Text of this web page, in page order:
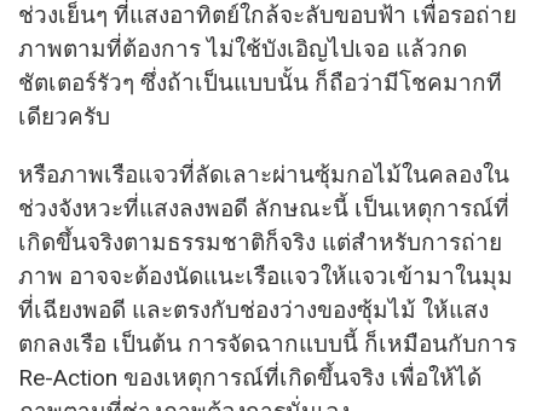
ช่วงเย็นๆ ที่แสงอาทิตย์ใกล้จะลับขอบฟ้า เพื่อรอถ่าย
ภาพตามที่ต้องการ ไม่ใช้บังเอิญไปเจอ แล้วกด
ชัตเตอร์รัวๆ ซึ่งถ้าเป็นแบบนั้น ก็ถือว่ามีโชคมากที
เดียวครับ
หรือภาพเรือแจวที่ลัดเลาะผ่านซุ้มกอไม้ในคลองใน
ช่วงจังหวะที่แสงลงพอดี ลักษณะนี้ เป็นเหตุการณ์ที่
เกิดขึ้นจริงตามธรรมชาติก็จริง แต่สำหรับการถ่าย
ภาพ อาจจะต้องนัดแนะเรือแจวให้แจวเข้ามาในมุม
ที่เฉียงพอดี และตรงกับช่องว่างของซุ้มไม้ ให้แสง
ตกลงเรือ เป็นต้น การจัดฉากแบบนี้ ก็เหมือนกับการ
Re-Action ของเหตุการณ์ที่เกิดขึ้นจริง เพื่อให้ได้